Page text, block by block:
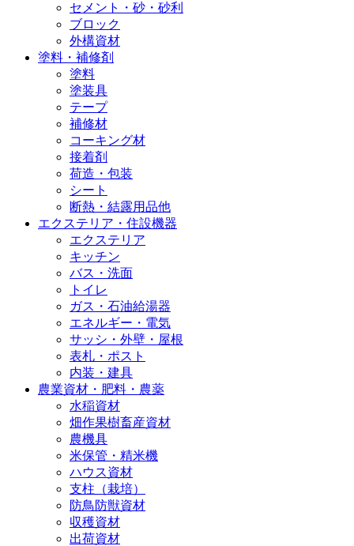
セメント・砂・砂利
ブロック
外構資材
塗料・補修剤
塗料
塗装具
テープ
補修材
コーキング材
接着剤
荷造・包装
シート
断熱・結露用品他
エクステリア・住設機器
エクステリア
キッチン
バス・洗面
トイレ
ガス・石油給湯器
エネルギー・電気
サッシ・外壁・屋根
表札・ポスト
内装・建具
農業資材・肥料・農薬
水稲資材
畑作果樹畜産資材
農機具
米保管・精米機
ハウス資材
支柱（栽培）
防鳥防獣資材
収穫資材
出荷資材